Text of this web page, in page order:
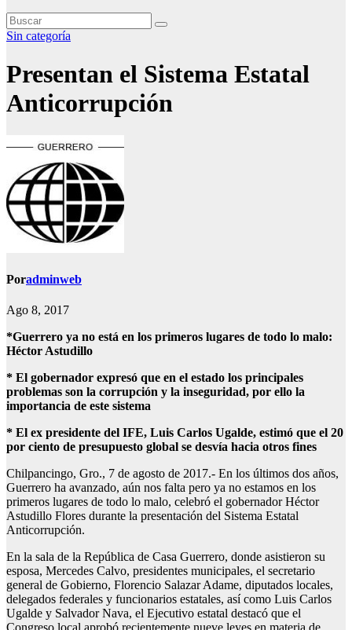
Sin categoría
Presentan el Sistema Estatal
Anticorrupción
Poradminweb
Ago 8, 2017
*Guerrero ya no está en los primeros lugares de todo lo malo:
Héctor Astudillo
* El gobernador expresó que en el estado los principales
problemas son la corrupción y la inseguridad, por ello la
importancia de este sistema
* El ex presidente del IFE, Luis Carlos Ugalde, estimó que el 20
por ciento de presupuesto global se desvía hacia otros fines
Chilpancingo, Gro., 7 de agosto de 2017.- En los últimos dos años,
Guerrero ha avanzado, aún nos falta pero ya no estamos en los
primeros lugares de todo lo malo, celebró el gobernador Héctor
Astudillo Flores durante la presentación del Sistema Estatal
Anticorrupción.
En la sala de la República de Casa Guerrero, donde asistieron su
esposa, Mercedes Calvo, presidentes municipales, el secretario
general de Gobierno, Florencio Salazar Adame, diputados locales,
delegados federales y funcionarios estatales, así como Luis Carlos
Ugalde y Salvador Nava, el Ejecutivo estatal destacó que el